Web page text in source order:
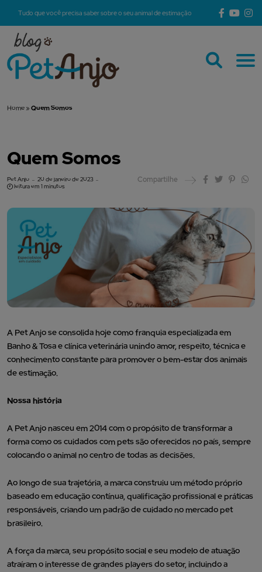
Tudo que você precisa saber sobre o seu animal de estimação
Home » Quem Somos
Quem Somos
Pet Anjo
20 de janeiro de 2023
leitura em 1 minutos
Compartilhe
A Pet Anjo se consolida hoje como franquia especializada em
Banho & Tosa e clínica veterinária unindo amor, respeito, técnica e
conhecimento constante para promover o bem-estar dos animais
de estimação.
Nossa história
A Pet Anjo nasceu em 2014 com o propósito de transformar a
forma como os cuidados com pets são oferecidos no país, sempre
colocando o animal no centro de todas as decisões.
Ao longo de sua trajetória, a marca construiu um método próprio
baseado em educação contínua, qualificação profissional e práticas
responsáveis, criando um padrão de cuidado no mercado pet
brasileiro.
A força da marca, seu propósito social e seu modelo de atuação
atraíram o interesse de grandes players do setor, incluindo a